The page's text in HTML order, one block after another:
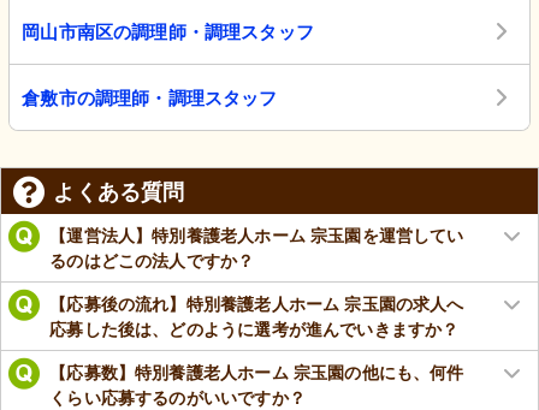
岡山市南区の調理師・調理スタッフ
倉敷市の調理師・調理スタッフ
よくある質問
【運営法人】特別養護老人ホーム 宗玉園を運営してい
るのはどこの法人ですか？
【応募後の流れ】特別養護老人ホーム 宗玉園の求人へ
応募した後は、どのように選考が進んでいきますか？
【応募数】特別養護老人ホーム 宗玉園の他にも、何件
くらい応募するのがいいですか？